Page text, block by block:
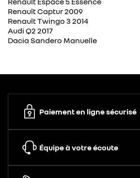
Renault Captur 2009
Renault Twingo 3 2014
Audi Q2 2017
Dacia Sandero Manuelle
Paiement en ligne sécurisé
Équipe à votre écoute